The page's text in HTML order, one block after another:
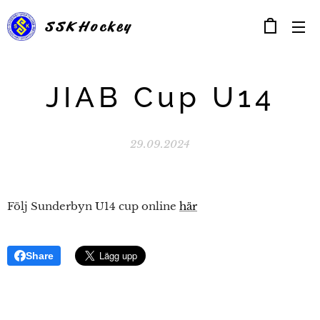
SSKHockey
JIAB Cup U14
29.09.2024
Följ Sunderbyn U14 cup online här
Share